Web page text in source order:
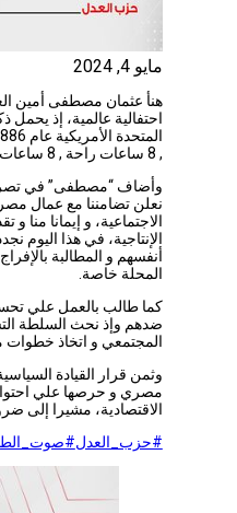
مايو 4, 2024
هنأ عثمان مصطفى أمين
احتفالية عالمية، إذ يحمل
, 8 ساعات راحة , 8 ساعات نوم” و الذي خلف أكثر من 200 قتيل و القبض على الآلاف من العمال.
وأضاف “مصطفى” في
نعلن تضامننا مع عمال
الاجتماعية، و إيمانا منا
الإنتاجية، في هذا اليوم
أنفسهم و المطالبة
المحلة خاصة.
كما طالب بالعمل علي
ضدهم وإذ نحث السلطة
المجتمعي و اتخاذ خطوات
مصري و حرصها علي احتواء
الاقتصادية، مشيرا إلى
#حزب_العدل